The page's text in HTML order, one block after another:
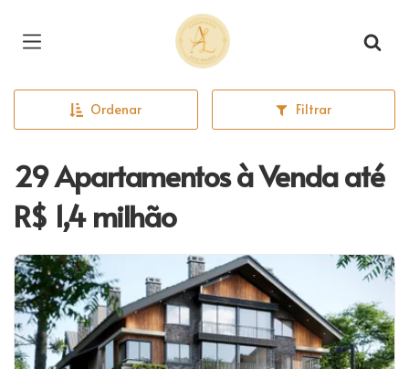
Página inicial
Ordenar Filtrar
29 Apartamentos à Venda até
R$ 1,4 milhão